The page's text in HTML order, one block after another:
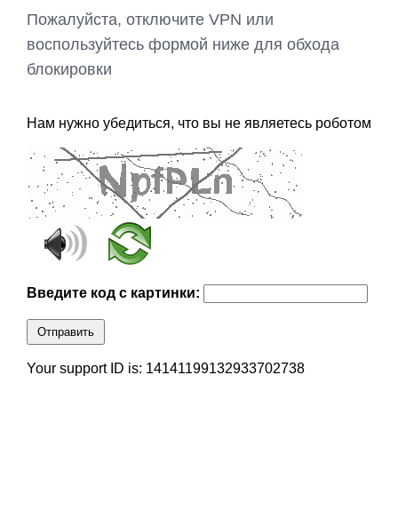
Пожалуйста, отключите VPN или
воспользуйтесь формой ниже для обхода
блокировки
Нам нужно убедиться, что вы не являетесь роботом
Введите код с картинки:
Отправить
Your support ID is: 14141199132933702738